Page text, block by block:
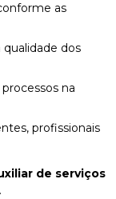
de serviços